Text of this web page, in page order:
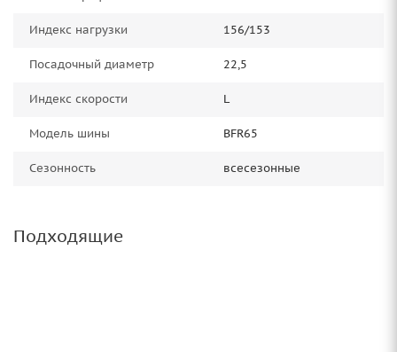
Индекс нагрузки 156/153
Посадочный диаметр 22,5
Индекс скорости L
Модель шины BFR65
Сезонность всесезонные
Подходящие